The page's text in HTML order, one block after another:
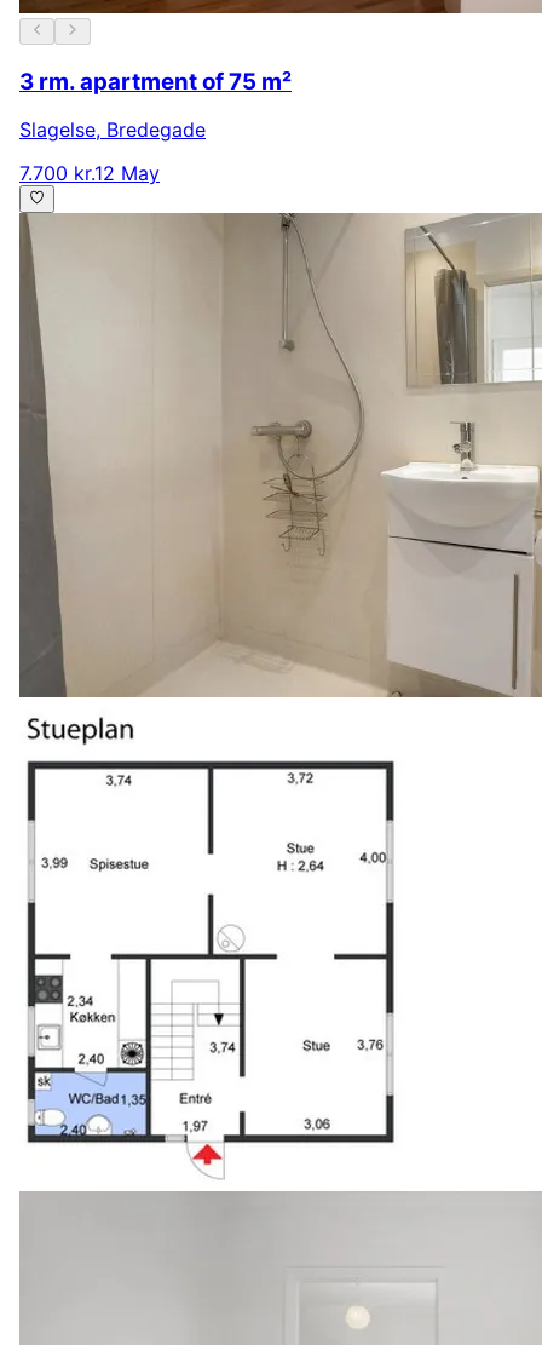
3 rm. apartment of 75 m²
Slagelse, Bredegade
7.700 kr.12 May